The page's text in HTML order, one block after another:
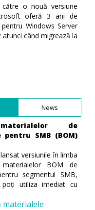
o nouă versiune
oferă 3 ani de
Windows Server
atunci când migrează la
News
de
pentru SMB (BOM)
versiunile în limba
BOM de
segmentul SMB,
utiliza imediat cu
materialele